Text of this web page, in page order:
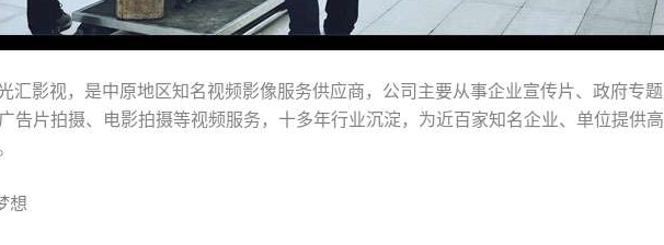
影视，是中原地区知名视频影像服务供应商，公司主要从事企业宣传片、政府专
告片拍摄、电影拍摄等视频服务，十多年行业沉淀，为近百家知名企业、单位提供
想